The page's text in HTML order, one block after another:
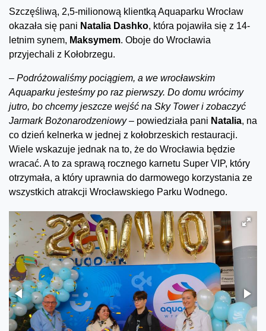
Szczęśliwą, 2,5-milionową klientką Aquaparku Wrocław
okazała się pani Natalia Dashko, która pojawiła się z 14-
letnim synem, Maksymem. Oboje do Wrocławia
przyjechali z Kołobrzegu.
– Podróżowaliśmy pociągiem, a we wrocławskim
Aquaparku jesteśmy po raz pierwszy. Do domu wrócimy
jutro, bo chcemy jeszcze wejść na Sky Tower i zobaczyć
Jarmark Bożonarodzeniowy– powiedziała pani Natalia, na
co dzień kelnerka w jednej z kołobrzeskich restauracji.
Wiele wskazuje jednak na to, że do Wrocławia będzie
wracać. A to za sprawą rocznego karnetu Super VIP, który
otrzymała, a który uprawnia do darmowego korzystania ze
wszystkich atrakcji Wrocławskiego Parku Wodnego.